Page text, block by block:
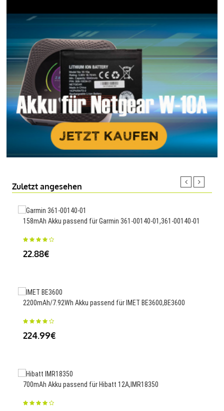
Zuletzt angesehen
158mAh Akku passend für Garmin 361-00140-01,361-00140-01
22.88€
2200mAh/7.92Wh Akku passend für IMET BE3600,BE3600
224.99€
700mAh Akku passend für Hibatt 12A,IMR18350